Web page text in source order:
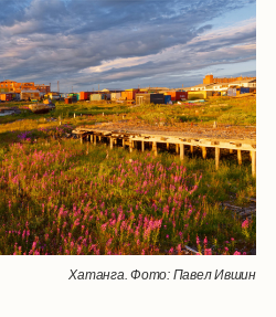
Хатанга. Фото: Павел Ившин